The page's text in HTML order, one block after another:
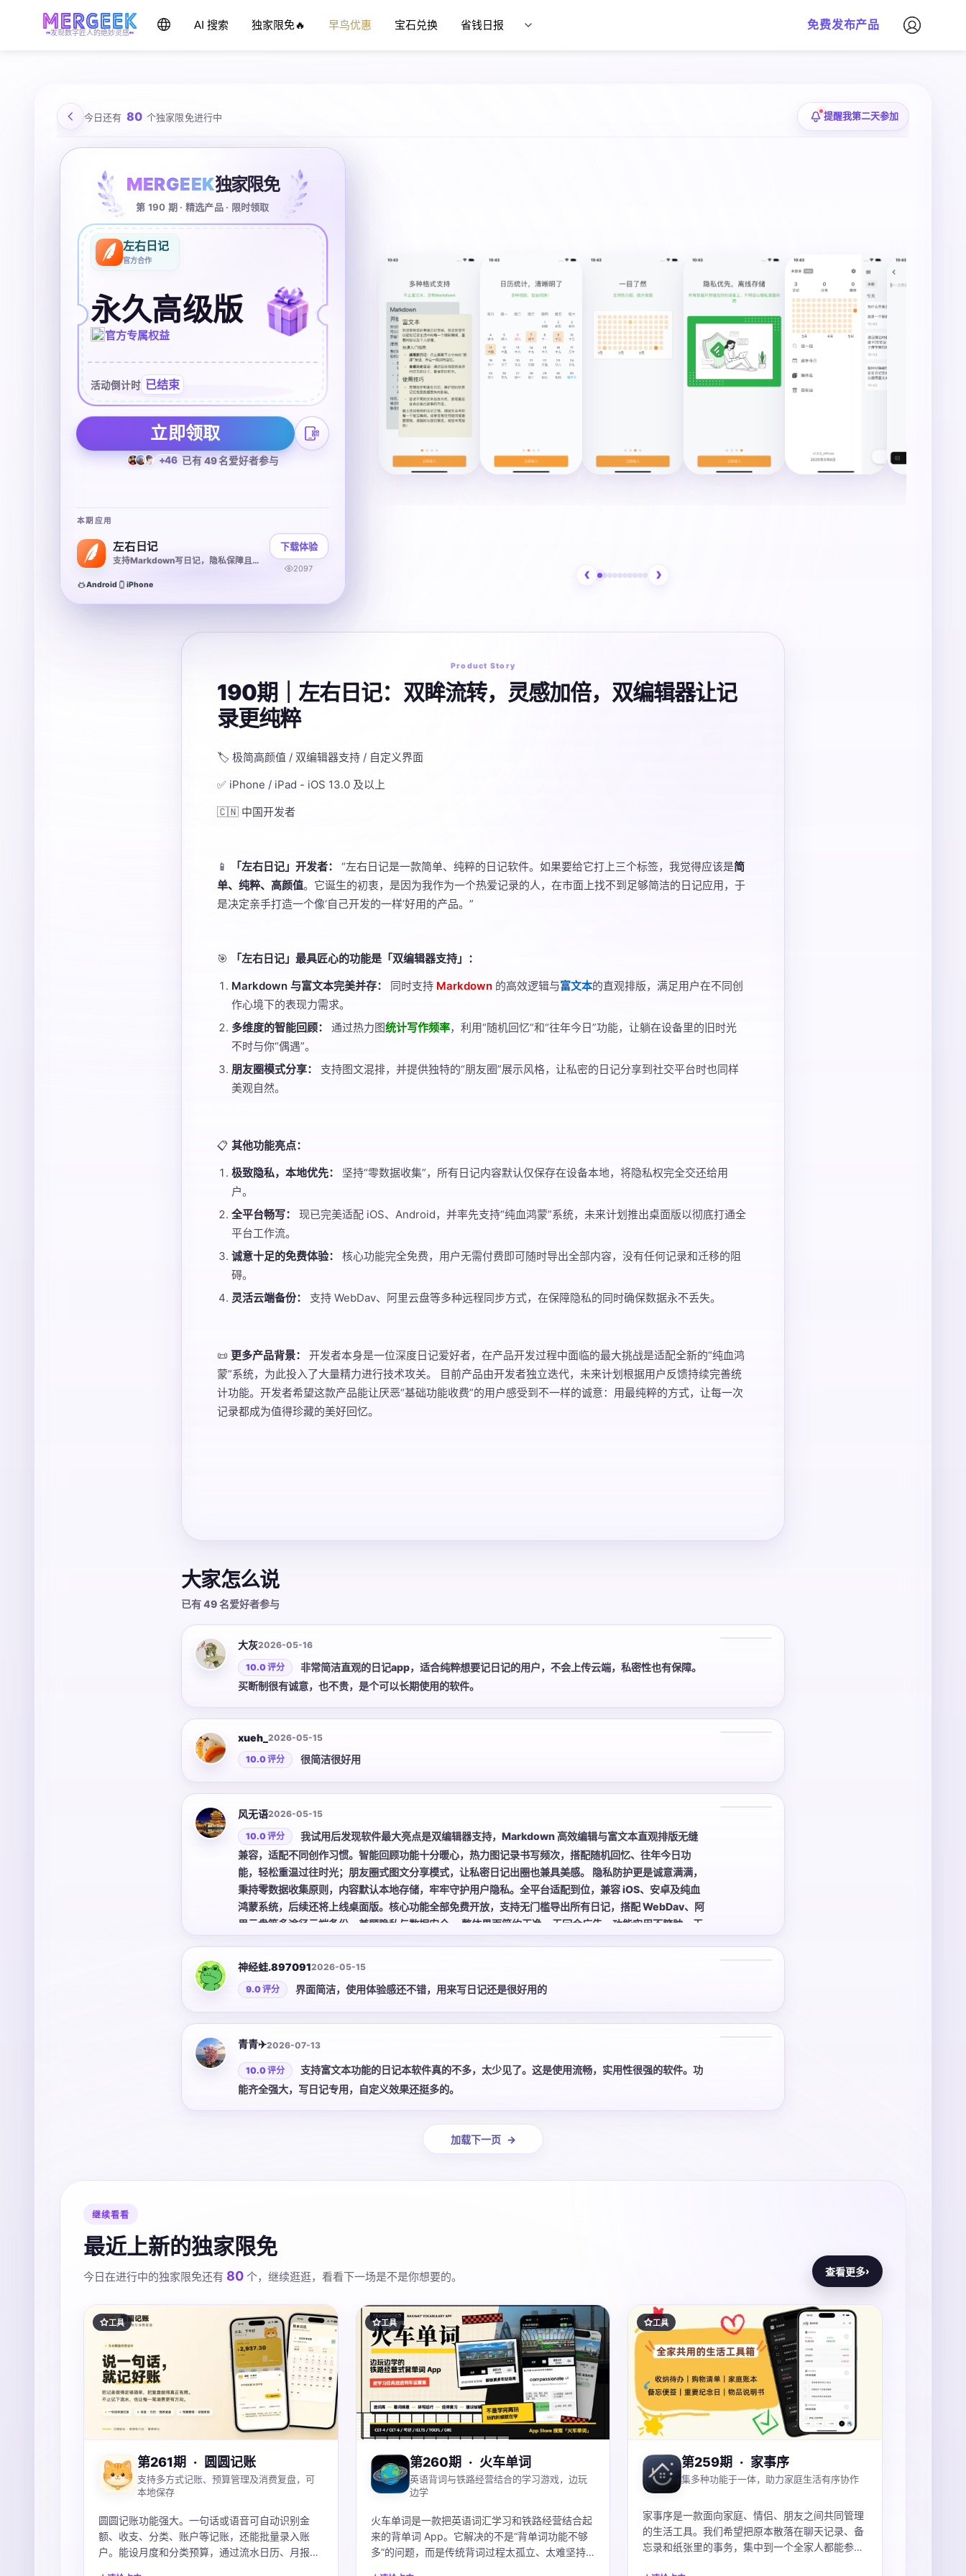
发现数字匠人的绝妙灵感
AI 搜索 独家限免🔥 早鸟优惠 宝石兑换 省钱日报 免费发布产品
今日还有 80 个独家限免进行中 提醒我第二天参加
MERGEEK独家限免
第 190 期 · 精选产品 · 限时领取
左右日记
官方合作
永久高级版
官方专属权益
活动倒计时 已结束
立即领取
+46 已有 49 名爱好者参与
本期应用
左右日记
支持Markdown写日记，隐私保障且多方式查看
下载体验
2097
Android iPhone
Product Story
190期｜左右日记：双眸流转，灵感加倍，双编辑器让记
录更纯粹
🏷️ 极简高颜值 / 双编辑器支持 / 自定义界面
✅ iPhone / iPad - iOS 13.0 及以上
🇨🇳 中国开发者
📱 「左右日记」开发者： “左右日记是一款简单、纯粹的日记软件。如果要给它打上三个标签，我觉得应该是简
单、纯粹、高颜值。它诞生的初衷，是因为我作为一个热爱记录的人，在市面上找不到足够简洁的日记应用，于
是决定亲手打造一个像‘自己开发的一样’好用的产品。”
🎯
「左右日记」最具匠心的功能是「双编辑器支持」：
Markdown 与富文本完美并存：
同时支持 Markdown 的高效逻辑与富文本的直观排版，满足用户在不同创
作心境下的表现力需求。
多维度的智能回顾：
通过热力图统计写作频率，利用“随机回忆”和“往年今日”功能，让躺在设备里的旧时光
不时与你“偶遇”。
朋友圈模式分享：
支持图文混排，并提供独特的“朋友圈”展示风格，让私密的日记分享到社交平台时也同样
美观自然。
📋 其他功能亮点：
极致隐私，本地优先：
坚持“零数据收集”，所有日记内容默认仅保存在设备本地，将隐私权完全交还给用
户。
全平台畅写：
现已完美适配 iOS、Android，并率先支持“纯血鸿蒙”系统，未来计划推出桌面版以彻底打通全
平台工作流。
诚意十足的免费体验：
核心功能完全免费，用户无需付费即可随时导出全部内容，没有任何记录和迁移的阻
碍。
灵活云端备份：
支持 WebDav、阿里云盘等多种远程同步方式，在保障隐私的同时确保数据永不丢失。
📜 更多产品背景：
开发者本身是一位深度日记爱好者，在产品开发过程中面临的最大挑战是适配全新的“纯血鸿
蒙”系统，为此投入了大量精力进行技术攻关。 目前产品由开发者独立迭代，未来计划根据用户反馈持续完善统
计功能。开发者希望这款产品能让厌恶“基础功能收费”的用户感受到不一样的诚意：用最纯粹的方式，让每一次
记录都成为值得珍藏的美好回忆。
大家怎么说
已有 49 名爱好者参与
大灰2026-05-16
10.0 评分
非常简洁直观的日记app，适合纯粹想要记日记的用户，不会上传云端，私密性也有保障。
买断制很有诚意，也不贵，是个可以长期使用的软件。
3 张
xueh_ 2026-05-15
10.0 评分 很简洁很好用
风无语2026-05-15
10.0 评分
我试用后发现软件最大亮点是双编辑器支持，Markdown 高效编辑与富文本直观排版无缝
兼容，适配不同创作习惯。智能回顾功能十分暖心，热力图记录书写频次，搭配随机回忆、往年今日功
能，轻松重温过往时光；朋友圈式图文分享模式，让私密日记出圈也兼具美感。 隐私防护更是诚意满满，
秉持零数据收集原则，内容默认本地存储，牢牢守护用户隐私。全平台适配到位，兼容 iOS、安卓及纯血
鸿蒙系统，后续还将上线桌面版。核心功能全部免费开放，支持无门槛导出所有日记，搭配 WebDav、阿
里云盘等多途径云端备份，兼顾隐私与数据安全。 整体界面简约干净、无冗余广告，功能实用不臃肿，无
3 张
神经蛙.8970912026-05-15
9.0 评分 界面简洁，使用体验感还不错，用来写日记还是很好用的
2 张
青青✈️2026-07-13
10.0 评分
支持富文本功能的日记本软件真的不多，太少见了。这是使用流畅，实用性很强的软件。功
能齐全强大，写日记专用，自定义效果还挺多的。
3 张
加载下一页
继续看看
最近上新的独家限免
今日在进行中的独家限免还有 80 个，继续逛逛，看看下一场是不是你想要的。 查看更多›
工具
第261期 · 圆圆记账
支持多方式记账、预算管理及消费复盘，可
本地保存
圆圆记账功能强大。一句话或语音可自动识别金
额、收支、分类、账户等记账，还能批量录入账
户。能设月度和分类预算，通过流水日历、月报、
工具
第260期 · 火车单词
英语背词与铁路经营结合的学习游戏，边玩
边学
火车单词是一款把英语词汇学习和铁路经营结合起
来的背单词 App。它解决的不是“背单词功能不够
多”的问题，而是传统背词过程太孤立、太难坚持
工具
第259期 · 家事序
集多种功能于一体，助力家庭生活有序协作
家事序是一款面向家庭、情侣、朋友之间共同管理
的生活工具。我们希望把原本散落在聊天记录、备
忘录和纸张里的事务，集中到一个全家人都能参与